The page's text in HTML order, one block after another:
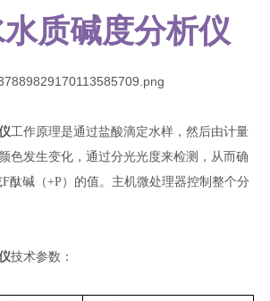
质碱度分析仪
工作原理是通过盐酸滴定水样，然后由计量
色发生变化， 通过分光光度来检测，从而确
酞碱（+P）的值。主机微处理器控制整个分
技术参数：